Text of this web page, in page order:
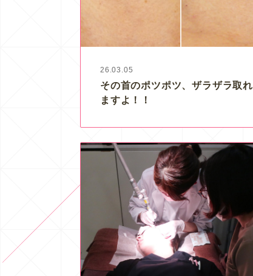
26.03.05
その首のポツポツ、ザラザラ取れ
ますよ！！